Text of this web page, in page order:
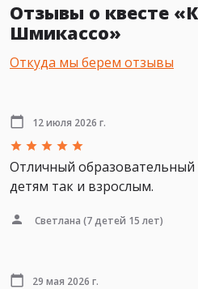
Отзывы о квесте
Шмикассо»
Откуда мы берем отзывы
12 июля 2026 г.
Отличный образовательный
детям так и взрослым.
Светлана (7 детей 15 лет)
29 мая 2026 г.